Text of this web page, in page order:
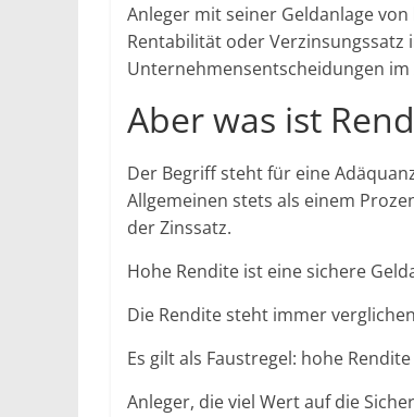
Anleger mit seiner Geldanlage
Rentabilität oder
Unternehmensentscheidungen
Aber was ist
Der Begriff steht für eine
Allgemeinen stets als einem
der Zinssatz.
Hohe Rendite ist eine sichere
Die Rendite steht immer
Es gilt als Faustregel: hohe
Anleger, die viel Wert auf die